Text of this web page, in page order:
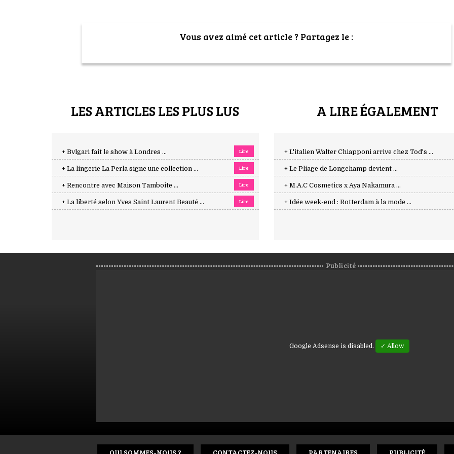
Vous avez aimé cet article ? Partagez le :
LES ARTICLES LES PLUS LUS
+ Bvlgari fait le show à Londres ... Lire
+ La lingerie La Perla signe une collection ... Lire
+ Rencontre avec Maison Tamboite ... Lire
+ La liberté selon Yves Saint Laurent Beauté ... Lire
A LIRE ÉGALEMENT
+ L'italien Walter Chiapponi arrive chez Tod's ...
+ Le Pliage de Longchamp devient ...
+ M.A.C Cosmetics x Aya Nakamura ...
+ Idée week-end : Rotterdam à la mode ...
Publicité
Google Adsense is disabled. ✓ Allow